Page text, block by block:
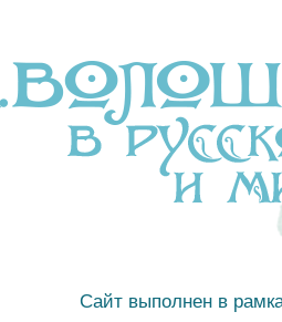
Сайт выполнен в